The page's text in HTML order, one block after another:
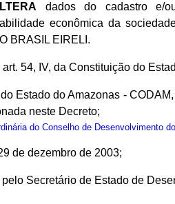
dados do cadastro e/
econômica da
BRASIL EIRELI.
54, IV, da Constituição do
Estado do Amazonas -
neste Decreto;
do Conselho de Desenvolvimento
de dezembro de 2003;
Secretário de Estado de